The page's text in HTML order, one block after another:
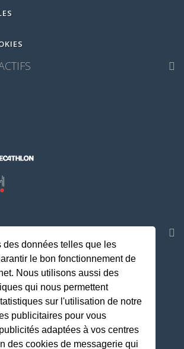
des données telles que les
le bon fonctionnement de
Nous utilisons aussi des
qui nous permettent
sur l'utilisation de notre
publicitaires pour vous
adaptées à vos centres
des cookies de messagerie qui